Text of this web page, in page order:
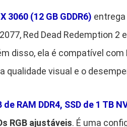
3060 (12 GB GDDR6)
Red Dead Redemption
disso, ela é compatível com
qualidade visual e o
de RAM DDR4, SSD de 1 TB
RGB ajustáveis. É uma